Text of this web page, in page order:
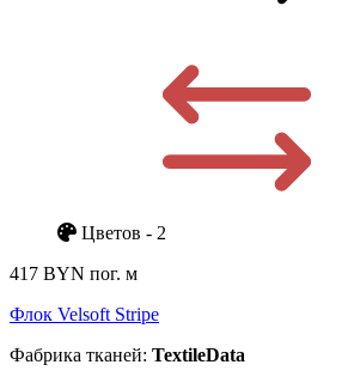
Цветов - 2
417 BYN пог. м
Флок Velsoft Stripe
Фабрика тканей: TextileData